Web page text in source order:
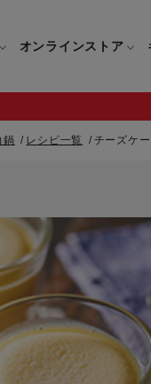
すべてのフライパン・
取っ手つきフライパン
取っ手のとれるフライ
電気ケトル
オンラインストア
ン・鍋一覧
パン・鍋一覧
ライパン・鍋一覧
ド
製
ご
テ
ご
鍋 レシピ一覧 チーズケ